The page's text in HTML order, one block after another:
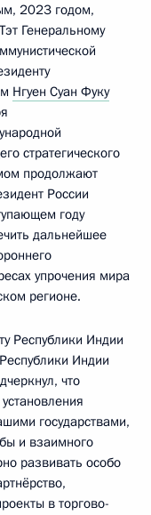
2023 годом,
Генеральному
Нгуен Суан Фуку
стратегического
продолжают
России
году
дальнейшее
упрочения мира
регионе.
Республики Индии
Индии
что
государствами,
и взаимного
развивать особо
в торгово-